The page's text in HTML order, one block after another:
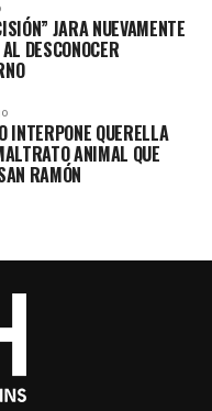
JARA NUEVAMENTE
DESCONOCER
INTERPONE QUERELLA
ANIMAL QUE
RAMÓN